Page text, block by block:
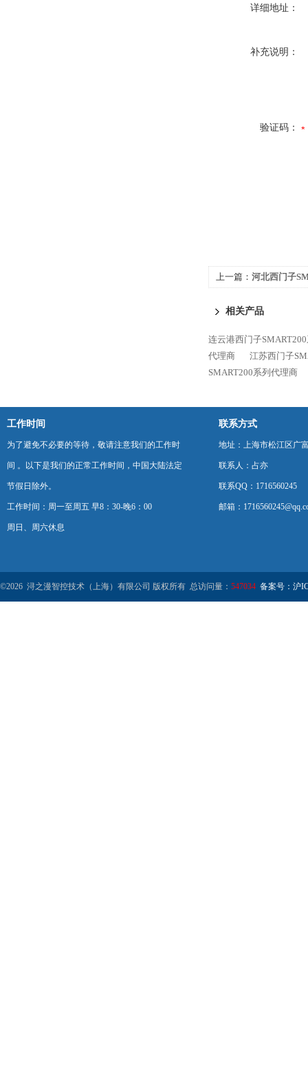
详细地址：
补充说明：
验证码：
上一篇： 河北西门子
相关产品
连云港西门子
代理商
江苏西门子
SMART200系列代理商
工作时间
为了避免不必要的等待，敬请注意我们的工作时
间 。以下是我们的正常工作时间，中国大陆法定
节假日除外。
工作时间：周一至周五 早8：30-晚6：00
周日、周六休息
联系方式
地址：上海市松江区广
联系人：占亦
联系QQ：1716560245
邮箱：
©2026 浔之漫智控技术（上海）有限公司 版权所有 总访问量： 547034 备案号：沪